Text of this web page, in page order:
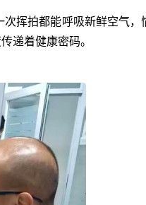
挥拍都能呼吸新鲜空气，
递着健康密码。